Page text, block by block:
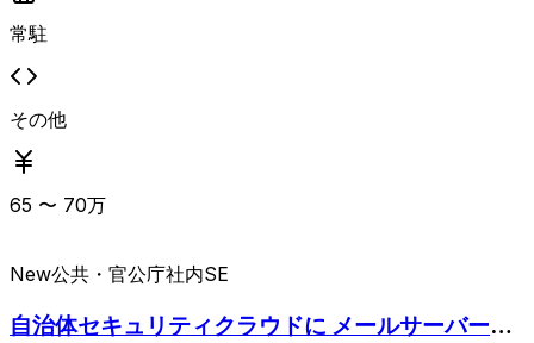
常駐
その他
65 〜 70万
New公共・官公庁社内SE
自治体セキュリティクラウドに メールサーバー構